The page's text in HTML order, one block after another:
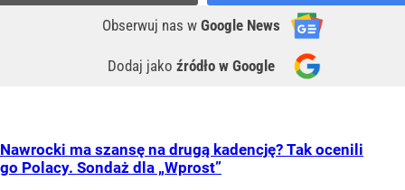
Obserwuj nas w Google News
Dodaj jako źródło w Google
Nawrocki ma szansę na drugą kadencję? Tak ocenili
go Polacy. Sondaż dla „Wprost”